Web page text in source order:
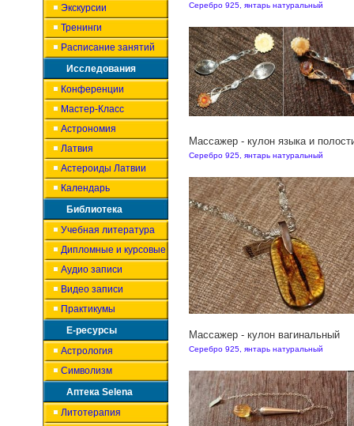
Экскурсии
Тренинги
Расписание занятий
Исследования
Конференции
Мастер-Класс
Астрономия
Латвия
Астероиды Латвии
Календарь
Библиотека
Учебная литература
Дипломные и курсовые
Аудио записи
Видео записи
Практикумы
Е-ресурсы
Астрология
Символизм
Аптека Selena
Литотерапия
Серебро 925, янтарь натуральный
Массажер - кулон языка и
Серебро 925, янтарь натуральный
Массажер - кулон вагинальный
Серебро 925, янтарь натуральный